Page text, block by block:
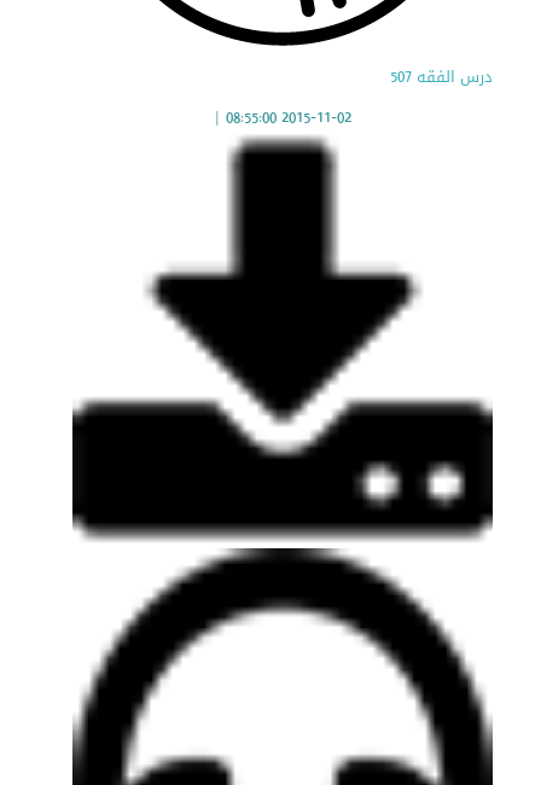
درس الفقه 507
2015-11-02 08:55:00
|